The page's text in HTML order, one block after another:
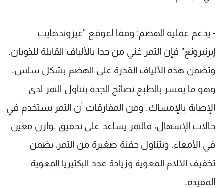
- يدعم عملية الهضم: وفقا لموقع "غيزوندهايت
إيرنيرونغ" فإن التمر غني من جدا بالألياف القابلة للذوبان.
وتضمن هذه الألياف القدرة على الهضم بشكل سلس.
وهو ما يفسر بالطبع نصائح الجدة بتناول التمر لدى
الإصابة بالإمساك. ومن المفارقات أن التمر يستخدم في
حالات الإسهال، فالتمر يساعد على تحقيق توازن معين
في الأمعاء. وبتناول حفنة صغيرة من التمر، يضمن
تخفيف الآلام المعوية وزيادة عدد البكتيريا المعوية
المفيدة.